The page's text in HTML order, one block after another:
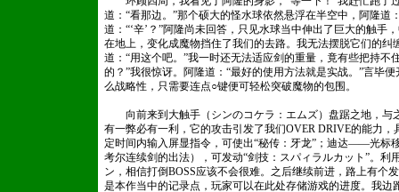
道：“看那边。”那个硕大的怪水球依然悬浮在半空中，阿隆道
道：“‘辛’？”阿隆尚未回答，只见水球当中伸出了巨大的触手
在地上，变化成魔物挡住了我们的去路。我无法摆脱它们的
道：“用这个吧。”我一时还无法适应剑的重量，竟有些把持不
的？”我很惊讶。阿隆道：“最好的使用方法就是实战。”言毕
么战略性，只需要连点○键便可轻松突破魔物的包围。
向前来到大触手（シンのコケラ：エムズ）盘踞之地，与
有一弊必有一利，它的攻击引发了我们OVER DRIVE的能力
定时间内输入屏显指令，可使出“秘传：牙龙”；迪达——光
考尔连续剑的出法），可发动“剑技：スパィラルカット”。利
ン，相信打倒BOSS应该不会很难。之后继续前进，路上有个
是本作当中的记录点，玩家可以在此处存储游戏的进度。我边